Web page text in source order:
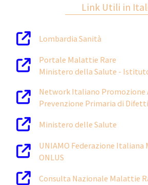
Link Utili in
Lombardia Sanità
Portale Malattie Rare
Ministero della Salute -
Network Italiano Promozione
Prevenzione Primaria di
Ministero delle Salute
UNIAMO Federazione Italiana
ONLUS
Consulta Nazionale Malattie